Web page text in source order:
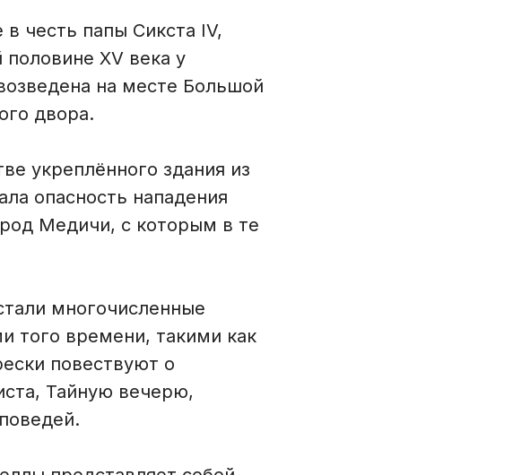
в честь папы Сикста IV,
половине XV века у
на месте Большой
двора.
укреплённого здания из
опасность нападения
Медичи, с которым в те
многочисленные
того времени, такими как
повествуют о
Тайную вечерю,